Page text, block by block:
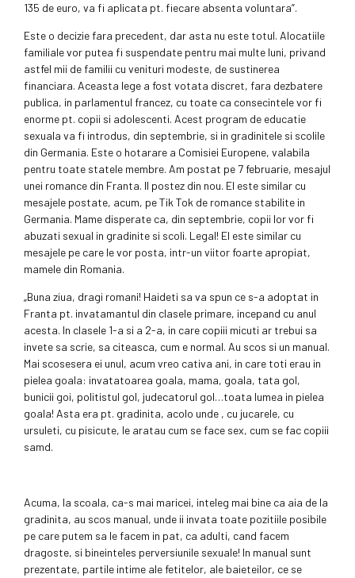
135 de euro, va fi aplicata pt. fiecare absenta voluntara”.
Este o decizie fara precedent, dar asta nu este totul. Alocatiile
familiale vor putea fi suspendate pentru mai multe luni, privand
astfel mii de familii cu venituri modeste, de sustinerea
financiara. Aceasta lege a fost votata discret, fara dezbatere
publica, in parlamentul francez, cu toate ca consecintele vor fi
enorme pt. copii si adolescenti. Acest program de educatie
sexuala va fi introdus, din septembrie, si in gradinitele si scolile
din Germania. Este o hotarare a Comisiei Europene, valabila
pentru toate statele membre. Am postat pe 7 februarie, mesajul
unei romance din Franta. Il postez din nou. El este similar cu
mesajele postate, acum, pe Tik Tok de romance stabilite in
Germania. Mame disperate ca, din septembrie, copii lor vor fi
abuzati sexual in gradinite si scoli. Legal! El este similar cu
mesajele pe care le vor posta, intr-un viitor foarte apropiat,
mamele din Romania.
„Buna ziua, dragi romani! Haideti sa va spun ce s-a adoptat in
Franta pt. invatamantul din clasele primare, incepand cu anul
acesta. In clasele 1-a si a 2-a, in care copiii micuti ar trebui sa
invete sa scrie, sa citeasca, cum e normal. Au scos si un manual.
Mai scosesera ei unul, acum vreo cativa ani, in care toti erau in
pielea goala: invatatoarea goala, mama, goala, tata gol,
bunicii goi, politistul gol, judecatorul gol…toata lumea in pielea
goala! Asta era pt. gradinita, acolo unde , cu jucarele, cu
ursuleti, cu pisicute, le aratau cum se face sex, cum se fac copiii
samd.
Acuma, la scoala, ca-s mai maricei, inteleg mai bine ca aia de la
gradinita, au scos manual, unde ii invata toate pozitiile posibile
pe care putem sa le facem in pat, ca adulti, cand facem
dragoste, si bineinteles perversiunile sexuale! In manual sunt
prezentate, partile intime ale fetitelor, ale baieteilor, ce se